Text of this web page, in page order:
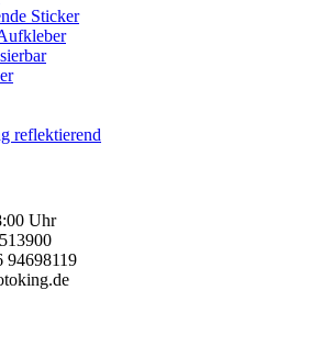
Sticker
reflektierend
Uhr
94698119